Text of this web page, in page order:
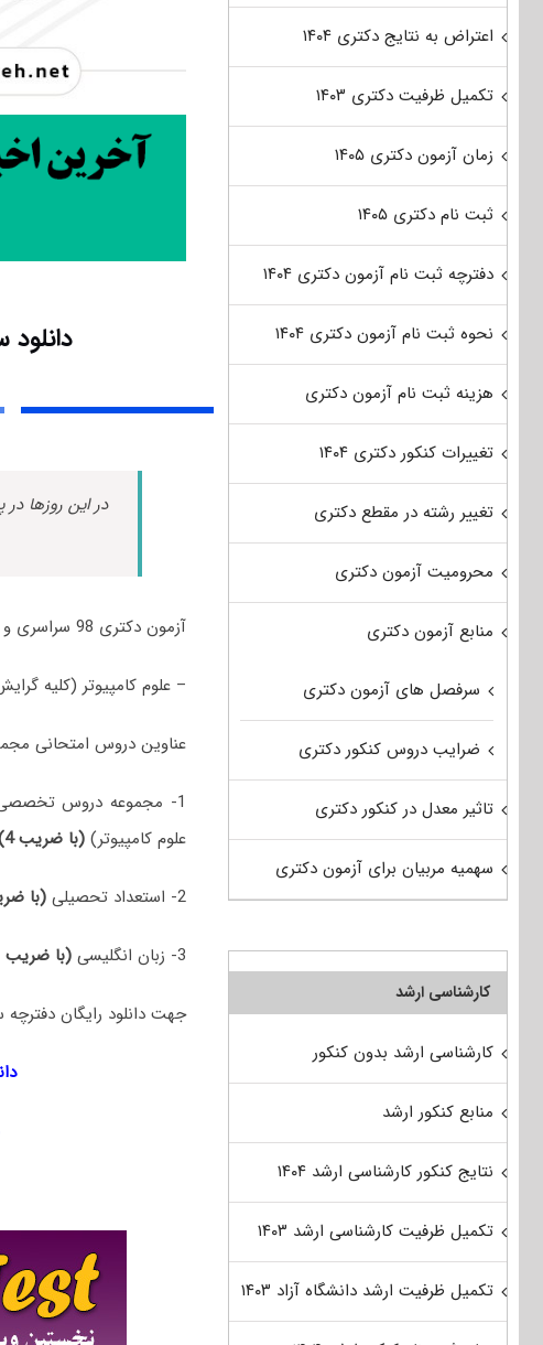
دانلود
در این روزها در
آزمون دکتری 98 سراسری و آزاد رشته علوم کامپیوتر جهت پذیرش در رشته/گرایش‌های زیر برگزار شد:
– علوم کامپیوتر (کلیه
عناوین دروس امتحانی مجموعه علوم
1- مجموعه دروس
علوم کامپیوتر) (با ضریب 4)
2- استعداد تحصیلی (با
3- زبان انگلیسی (با ضریب 1)
جهت دانلود رایگان دفترچه سوالات دکتری 98 علوم کامپیوتر
اعتراض به نتایج دکتری ۱۴۰۴
تکمیل ظرفیت دکتری ۱۴۰۳
زمان آزمون دکتری ۱۴۰۵
ثبت نام دکتری ۱۴۰۵
دفترچه ثبت نام آزمون دکتری ۱۴۰۴
نحوه ثبت نام آزمون دکتری ۱۴۰۴
هزینه ثبت نام آزمون دکتری
تغییرات کنکور دکتری ۱۴۰۴
تغییر رشته در مقطع دکتری
محرومیت آزمون دکتری
منابع آزمون دکتری
سرفصل های آزمون دکتری
ضرایب دروس کنکور دکتری
تاثیر معدل در کنکور دکتری
سهمیه مربیان برای آزمون دکتری
کارشناسی ارشد
کارشناسی ارشد بدون کنکور
منابع کنکور ارشد
نتایج کنکور کارشناسی ارشد ۱۴۰۴
تکمیل ظرفیت کارشناسی ارشد ۱۴۰۳
تکمیل ظرفیت ارشد دانشگاه آزاد ۱۴۰۳